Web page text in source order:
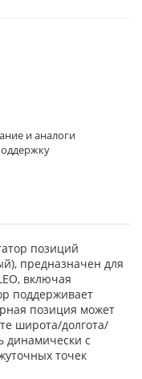
и аналоги
позиций
предназначен для
включая
поддерживает
позиция может
широта/долгота/
динамически с
точек